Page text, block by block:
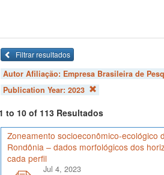
Filtrar resultados
Autor Afiliação: Empresa Brasileira de
Publication Year: 2023
to 10 of 113 Resultados
Zoneamento socioeconômico-ecológico
Rondônia – dados morfológicos dos
cada perfil
Jul 4, 2023